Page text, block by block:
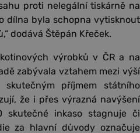
proti nelegální tiskárně na
dílna byla schopna vytisknout
dodává Štěpán Křeček.
výrobků v ČR a na
zabývala vztahem mezi výší
příjmem státního
že i přes výrazná navýšení
skutečné inkaso stagnuje či
za hlavní důvody označuje